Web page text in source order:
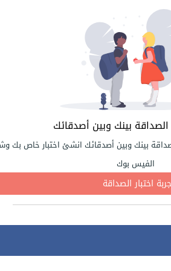
بينك وبين أصدقائك
بينك وبين أصدقائك انشئ اختبار خاص بك
الفيس بوك
اختبار الصداقة